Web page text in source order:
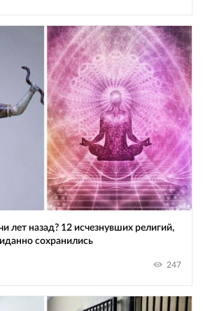
лет назад? 12 исчезнувших религий,
сохранились
247